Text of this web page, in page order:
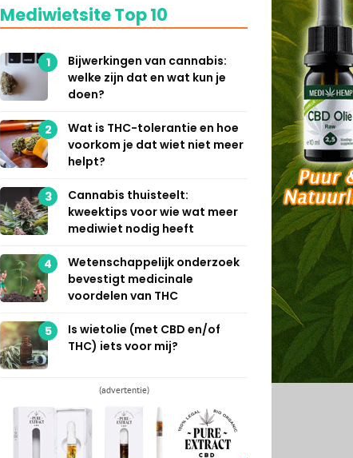
Mediwietsite Top 10
1
Bijwerkingen van cannabis:
welke zijn dat en wat kun je
doen?
2
Wat is THC-tolerantie en hoe
voorkom je dat wiet niet meer
helpt?
3
Cannabis thuisteelt:
kweektips voor wie wat meer
mediwiet nodig heeft
4
Wetenschappelijk onderzoek
bevestigt medicinale
voordelen van THC
5
Is wietolie (met CBD en/of
THC) iets voor mij?
(advertentie)